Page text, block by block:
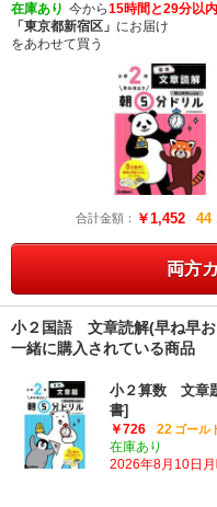
在庫あり 今から15時間と29分以内
「東京都新宿区」 にお届け
をあわせて買う
合計金額： ￥1,452 44
両方
小２国語 文章読解(早ね早お
一緒に購入されている商品
小２算数 文章
書]
￥726 22 ゴール
在庫あり
2026年8月10日